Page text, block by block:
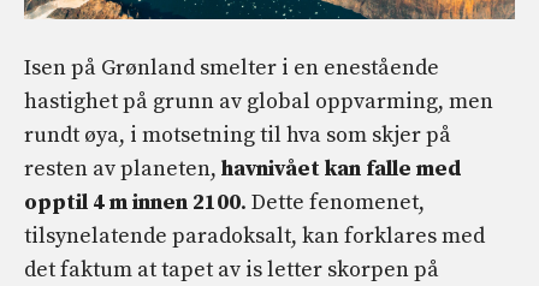
Isen på Grønland smelter i en enestående
hastighet på grunn av global oppvarming, men
rundt øya, i motsetning til hva som skjer på
resten av planeten, havnivået kan falle med
opptil 4 m innen 2100. Dette fenomenet,
tilsynelatende paradoksalt, kan forklares med
det faktum at tapet av is letter skorpen på